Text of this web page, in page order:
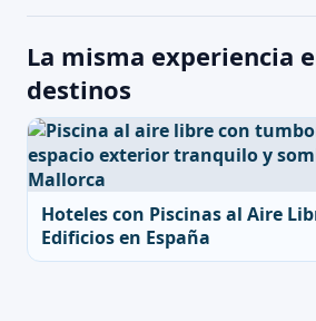
La misma experiencia
destinos
Hoteles con Piscinas al Aire
Edificios en España